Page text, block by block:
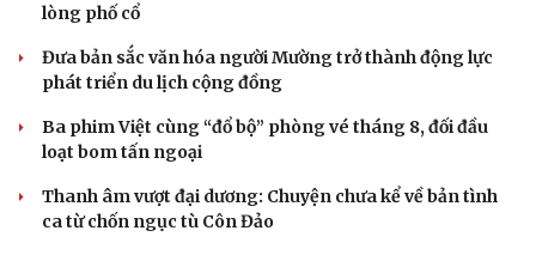
lòng phố cổ
Đưa bản sắc văn hóa người Mường trở thành động lực
phát triển du lịch cộng đồng
Ba phim Việt cùng “đổ bộ” phòng vé tháng 8, đối đầu
loạt bom tấn ngoại
Thanh âm vượt đại dương: Chuyện chưa kể về bản tình
ca từ chốn ngục tù Côn Đảo